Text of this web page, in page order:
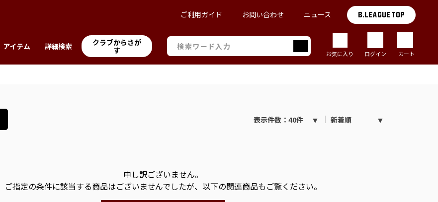
アイテム 詳細検索
クラブからさが
す
ご利用ガイド お問い合わせ ニュース B.LEAGUE TOP
お気に入り ログイン カート
表示件数：40件 新着順
申し訳ございません。
ご指定の条件に該当する商品はございませんでしたが、以下の関連商品もご覧ください。